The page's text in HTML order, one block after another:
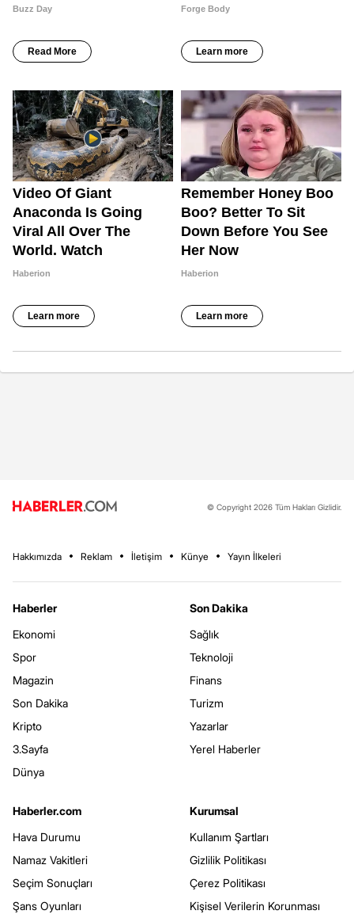
© Copyright 2026 Tüm Hakları Gizlidir.
Hakkımızda Reklam İletişim Künye Yayın İlkeleri
Haberler
Ekonomi
Spor
Magazin
Son Dakika
Kripto
3.Sayfa
Dünya
Son Dakika
Sağlık
Teknoloji
Finans
Turizm
Yazarlar
Yerel Haberler
Haberler.com
Hava Durumu
Namaz Vakitleri
Seçim Sonuçları
Şans Oyunları
Kurumsal
Kullanım Şartları
Gizlilik Politikası
Çerez Politikası
Kişisel Verilerin Korunması